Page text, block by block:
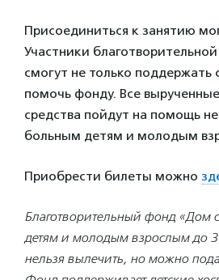
Присоединиться к занятию
Участники
смогут не только поддержать
помочь фонду. Все
средства пойдут на помощь
больным детям и молодым
Приобрести билеты можно
Благотворительный фонд «Дом
детям и молодым взрослым до
нельзя вылечить, но можно